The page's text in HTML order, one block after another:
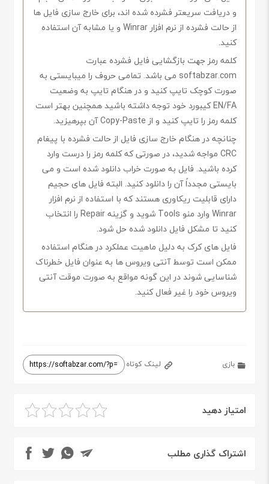
و دریافت سریعتر فشرده شده اند، برای خارج سازی فایل ها
از حالت فشرده از نرم افزار Winrar و یا مشابه آن استفاده
کنید.
کلمه رمز جهت بازگشایی فایل فشرده عبارت
softabzar.com می باشد. تمامی حروف را میبایستی به
صورت کوچک تایپ کنید و در هنگام تایپ به وضعیت
EN/FA کیبورد خود توجه داشته باشید همچنین بهتر است
کلمه رمز را تایپ کنید و از Copy-Paste آن بپرهیزید.
چنانچه در هنگام خارج سازی فایل از حالت فشرده با پیغام
CRC مواجه شدید، در صورتی که کلمه رمز را درست وارد
کرده باشید. فایل به صورت خراب دانلود شده است و می
بایستی مجدداً آن را دانلود کنید. البته فایل های حجیم
دارای قابلیت ریکاوری هستند که با استفاده از نرم افزار
Winrar وارد منو Tools شوید و گزینه Repair را انتخاب
کنید تا مشکل فایل دانلود شده حل شود.
فایل های کرک به دلیل ماهیت عملکرد در هنگام استفاده
ممکن است توسط آنتی ویروس ها به عنوان فایل خطرناک
شناسایی شوند در این گونه مواقع به صورت موقت آنتی
ویروس خود را غیر فعال کنید.
بازی لینک کوتاه
امتیاز دهید
اشتراک گذاری مطلب